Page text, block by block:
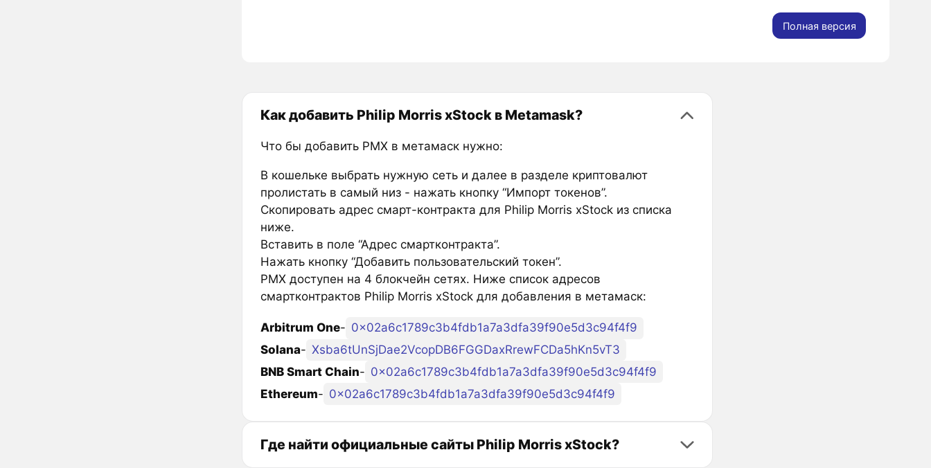
Полная версия
Как добавить Philip Morris xStock в Metamask?
Что бы добавить PMX в метамаск нужно:
В кошельке выбрать нужную сеть и далее в разделе криптовалют
пролистать в самый низ - нажать кнопку “Импорт токенов”.
Скопировать адрес смарт-контракта для Philip Morris xStock из списка
ниже.
Вставить в поле “Адрес смартконтракта”.
Нажать кнопку “Добавить пользовательский токен”.
PMX доступен на 4 блокчейн сетях. Ниже список адресов
смартконтрактов Philip Morris xStock для добавления в метамаск:
Arbitrum One- 0x02a6c1789c3b4fdb1a7a3dfa39f90e5d3c94f4f9
Solana- Xsba6tUnSjDae2VcopDB6FGGDaxRrewFCDa5hKn5vT3
BNB Smart Chain- 0x02a6c1789c3b4fdb1a7a3dfa39f90e5d3c94f4f9
Ethereum- 0x02a6c1789c3b4fdb1a7a3dfa39f90e5d3c94f4f9
Где найти официальные сайты Philip Morris xStock?